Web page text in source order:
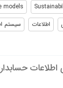
models
اطلاعات سیستم